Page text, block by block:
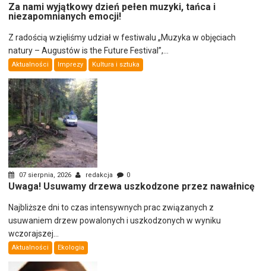
Za nami wyjątkowy dzień pełen muzyki, tańca i
niezapomnianych emocji!
Z radością wzięliśmy udział w festiwalu „Muzyka w objęciach
natury – Augustów is the Future Festival”,...
Aktualności Imprezy Kultura i sztuka
07 sierpnia, 2026 redakcja 0
Uwaga! Usuwamy drzewa uszkodzone przez nawałnicę
Najbliższe dni to czas intensywnych prac związanych z
usuwaniem drzew powalonych i uszkodzonych w wyniku
wczorajszej...
Aktualności Ekologia